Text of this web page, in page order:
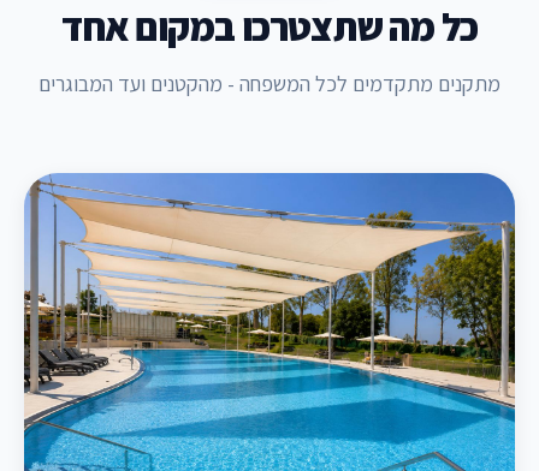
כל מה שתצטרכו במקום אחד
מתקנים מתקדמים לכל המשפחה - מהקטנים ועד המבוגרים